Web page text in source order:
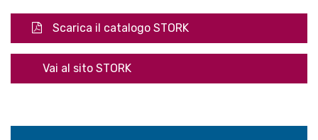
Scarica il catalogo STORK
Vai al sito STORK